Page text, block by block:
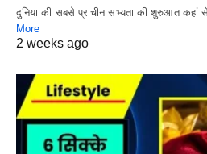
दुनिया की सबसे प्राचीन सभ्यता की शुरुआत
More
2 weeks ago